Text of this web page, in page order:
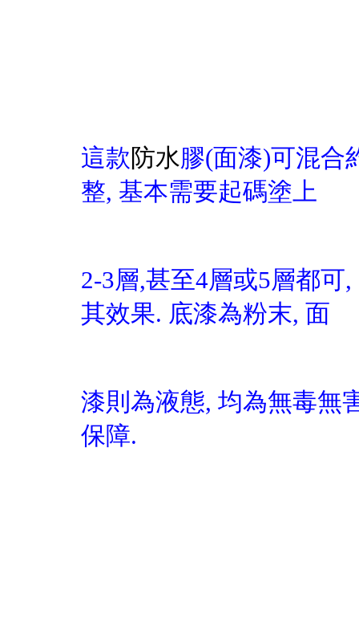
這款防水膠(面漆)可混合
整, 基本需要起碼塗上
2-3層,甚至4層或5層都可,
其效果. 底漆為粉末, 面
漆則為液態, 均為無毒無
保障.